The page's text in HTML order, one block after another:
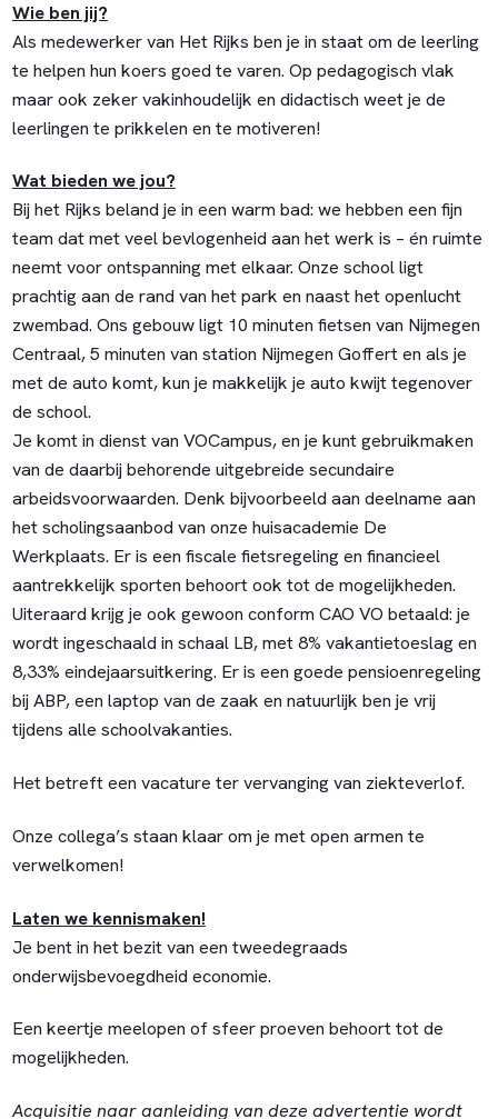
Wie ben jij?
Als medewerker van Het Rijks ben je in staat om de leerling
te helpen hun koers goed te varen. Op pedagogisch vlak
maar ook zeker vakinhoudelijk en didactisch weet je de
leerlingen te prikkelen en te motiveren!
Wat bieden we jou?
Bij het Rijks beland je in een warm bad: we hebben een fijn
team dat met veel bevlogenheid aan het werk is – én ruimte
neemt voor ontspanning met elkaar. Onze school ligt
prachtig aan de rand van het park en naast het openlucht
zwembad. Ons gebouw ligt 10 minuten fietsen van Nijmegen
Centraal, 5 minuten van station Nijmegen Goffert en als je
met de auto komt, kun je makkelijk je auto kwijt tegenover
de school.
Je komt in dienst van VOCampus, en je kunt gebruikmaken
van de daarbij behorende uitgebreide secundaire
arbeidsvoorwaarden. Denk bijvoorbeeld aan deelname aan
het scholingsaanbod van onze huisacademie De
Werkplaats. Er is een fiscale fietsregeling en financieel
aantrekkelijk sporten behoort ook tot de mogelijkheden.
Uiteraard krijg je ook gewoon conform CAO VO betaald: je
wordt ingeschaald in schaal LB, met 8% vakantietoeslag en
8,33% eindejaarsuitkering. Er is een goede pensioenregeling
bij ABP, een laptop van de zaak en natuurlijk ben je vrij
tijdens alle schoolvakanties.
Het betreft een vacature ter vervanging van ziekteverlof.
Onze collega’s staan klaar om je met open armen te
verwelkomen!
Laten we kennismaken!
Je bent in het bezit van een tweedegraads
onderwijsbevoegdheid economie.
Een keertje meelopen of sfeer proeven behoort tot de
mogelijkheden.
Acquisitie naar aanleiding van deze advertentie wordt